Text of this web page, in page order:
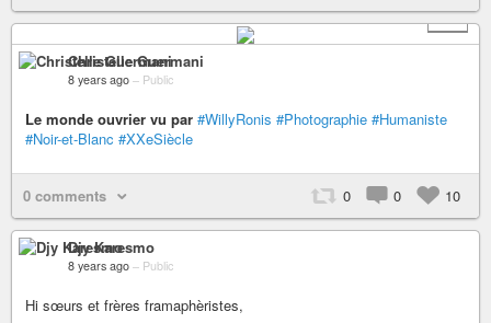
+ 4
Christelle Guermani
8 years ago – Public
Le monde ouvrier vu par #WillyRonis #Photographie #Humaniste
#Noir-et-Blanc #XXeSiècle
0 comments 0 0 10
Djy Karesmo
8 years ago – Public
Hi sœurs et frères framaphèristes,